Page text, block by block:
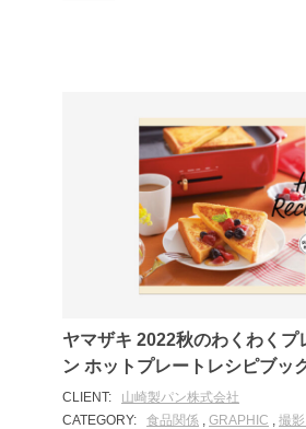
ヤマザキ 2022秋のわくわくプ
ン ホットプレートレシピブッ
CLIENT:
山崎製パン株式会社
CATEGORY:
食品関係 GRAPHIC 撮